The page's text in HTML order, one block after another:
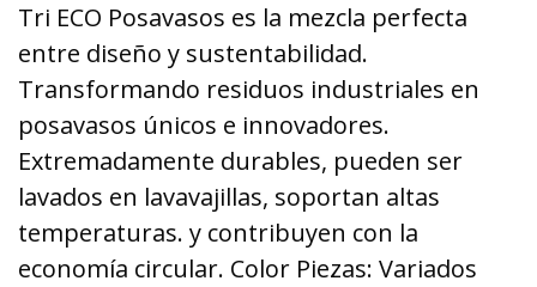
Tri ECO Posavasos es la mezcla perfecta
entre diseño y sustentabilidad.
Transformando residuos industriales en
posavasos únicos e innovadores.
Extremadamente durables, pueden ser
lavados en lavavajillas, soportan altas
temperaturas. y contribuyen con la
economía circular. Color Piezas: Variados